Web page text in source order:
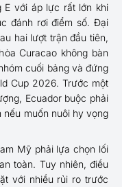
E với áp lực rất lớn khi
đánh rơi điểm số. Đại
hai lượt trận đầu tiên,
Curacao không bàn
cuối bảng và đứng
Cup 2026. Trước một
Ecuador buộc phải
nếu muốn nuôi hy vọng
Mỹ phải lựa chọn lối
toàn. Tuy nhiên, điều
với nhiều rủi ro trước